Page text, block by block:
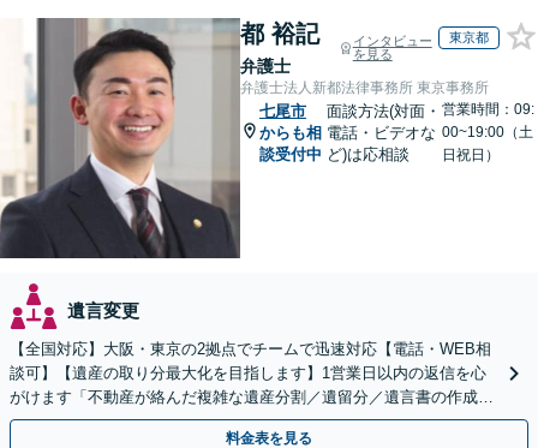
都 裕記
弁護士
インタビュー
を見る
東京都
弁護士法人新都法律事務所 東京事務所
七尾市
からも相
談受付中
面談方法(対面・
電話・ビデオな
ど)は応相談
営業時間：09:
00~19:00（土
日祝日）
遺言変更
【全国対応】大阪・東京の2拠点でチームで迅速対応【電話・WEB相
談可】【遺産の取り分最大化を目指します】1営業日以内の返信を心
がけます「不動産が絡んだ複雑な遺産分割／遺留分／遺言書の作成・
執行／事業承継など、お任せください」【休日相談あり】
料金表を見る